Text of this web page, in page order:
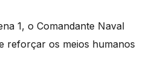
1, o Comandante Naval
reforçar os meios humanos